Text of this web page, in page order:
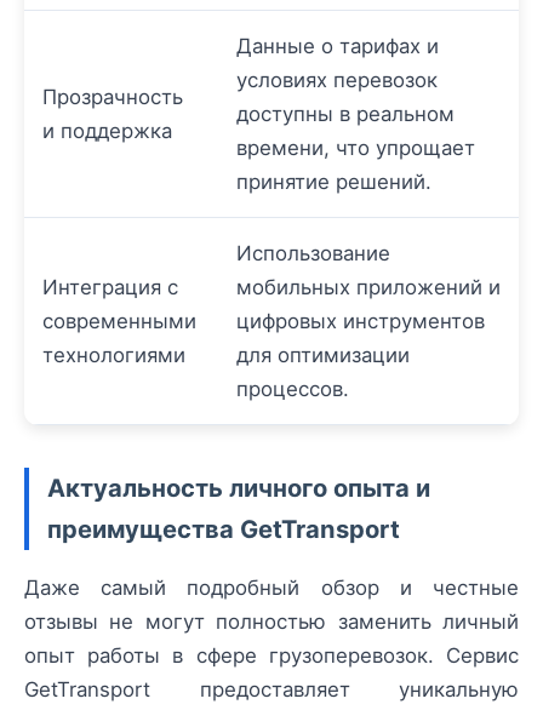
Прозрачность
и поддержка
Данные о тарифах и
условиях перевозок
доступны в реальном
времени, что упрощает
принятие решений.
Интеграция с
современными
технологиями
Использование
мобильных приложений и
цифровых инструментов
для оптимизации
процессов.
Актуальность личного опыта и
преимущества GetTransport
Даже самый подробный обзор и честные
отзывы не могут полностью заменить личный
опыт работы в сфере грузоперевозок. Сервис
GetTransport предоставляет уникальную